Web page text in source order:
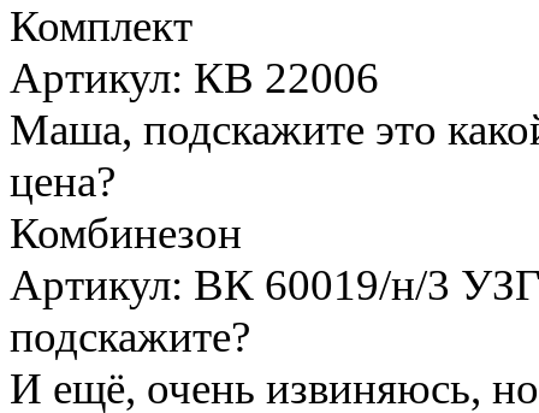
Комплект
Артикул: КВ 22006
Маша, подскажите это
цена?
Комбинезон
Артикул: ВК 60019/н/3 УЗГ
подскажите?
И ещё, очень извиняюсь,